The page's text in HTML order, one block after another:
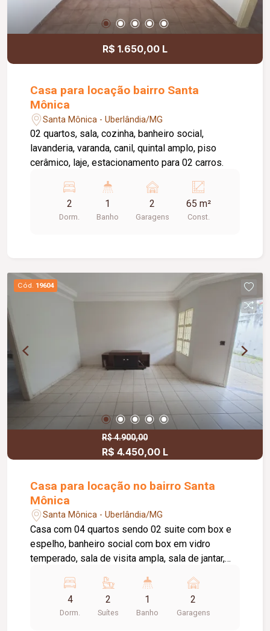
R$ 1.650,00 L
Casa para locação bairro Santa
Mônica
Santa Mônica - Uberlândia/MG
02 quartos, sala, cozinha, banheiro social,
lavanderia, varanda, canil, quintal amplo, piso
cerâmico, laje, estacionamento para 02 carros.
2
Dorm.
1
Banho
2
Garagens
65 m²
Const.
Cód. 19604
R$ 4.900,00
R$ 4.450,00 L
Casa para locação no bairro Santa
Mônica
Santa Mônica - Uberlândia/MG
Casa com 04 quartos sendo 02 suite com box e
espelho, banheiro social com box em vidro
temperado, sala de visita ampla, sala de jantar,
lavanderia, varanda com churrasqueira, ducha,
piscina infantil, canil, quintal, garagem para 02
carros, piso cerâmica e laje.
4
Dorm.
2
Suítes
1
Banho
2
Garagens